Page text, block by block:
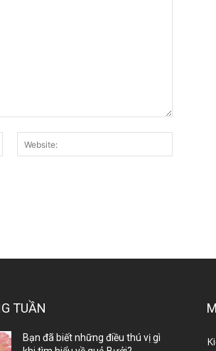
mail:*
TUẦN
Bạn đã biết những điều thú vị gì